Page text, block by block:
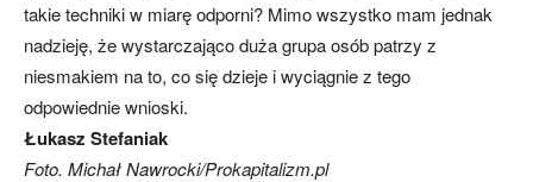
takie techniki w miarę odporni? Mimo wszystko mam jednak
nadzieję, że wystarczająco duża grupa osób patrzy z
niesmakiem na to, co się dzieje i wyciągnie z tego
odpowiednie wnioski.
Łukasz Stefaniak
Foto. Michał Nawrocki/Prokapitalizm.pl